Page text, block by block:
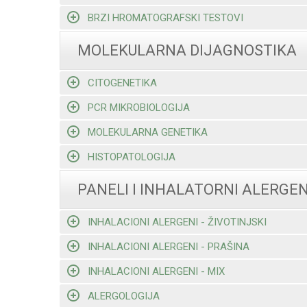
BRZI HROMATOGRAFSKI TESTOVI
MOLEKULARNA DIJAGNOSTIKA
CITOGENETIKA
PCR MIKROBIOLOGIJA
MOLEKULARNA GENETIKA
HISTOPATOLOGIJA
PANELI I INHALATORNI
INHALACIONI ALERGENI - ŽIVOTINJSKI
INHALACIONI ALERGENI - PRAŠINA
INHALACIONI ALERGENI - MIX
ALERGOLOGIJA